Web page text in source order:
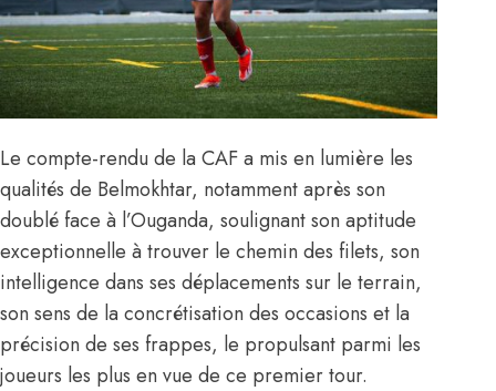
Le compte-rendu de la CAF a mis en lumière les
qualités de Belmokhtar, notamment après son
doublé face à l’Ouganda, soulignant son aptitude
exceptionnelle à trouver le chemin des filets, son
intelligence dans ses déplacements sur le terrain,
son sens de la concrétisation des occasions et la
précision de ses frappes, le propulsant parmi les
joueurs les plus en vue de ce premier tour.